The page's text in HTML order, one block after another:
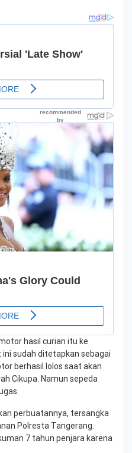
hasil curian itu ke
sudah ditetapkan sebagai
berhasil lolos saat akan
Cikupa. Namun sepeda
perbuatannya, tersangka
Polresta Tangerang.
7 tahun penjara karena